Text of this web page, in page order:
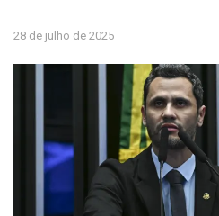
28 de julho de 2025